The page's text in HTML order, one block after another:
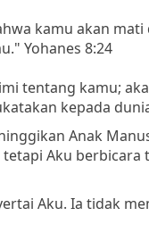
kamu akan
Yohanes 8:24
tentang kamu;
kepada
Anak
Aku
Aku. Ia tidak